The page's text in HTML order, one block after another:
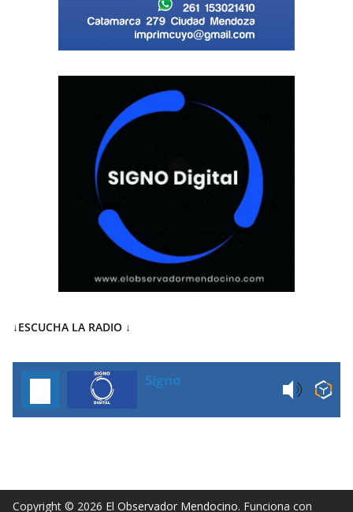
↓ESCUCHA LA RADIO ↓
Signo
Copyright © 2026 El Observador Mendocino. Funciona con